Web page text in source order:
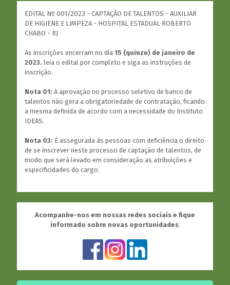
EDITAL Nº 001/2023 - CAPTAÇÃO DE TALENTOS - AUXILIAR
DE HIGIENE E LIMPEZA - HOSPITAL ESTADUAL ROBERTO
CHABO - RJ
As inscrições encerram no dia 15 (quinze) de janeiro de
2023. leia o edital por completo e siga as instruções de
inscrição.
Nota 01: A aprovação no processo seletivo de banco de
talentos não gera a obrigatoriedade de contratação, ficando
a mesma definida de acordo com a necessidade do Instituto
IDEAS.
Nota 03: É assegurada às pessoas com deficiência o direito
de se inscrever neste processo de captação de talentos, de
modo que será levado em consideração as atribuições e
especificidades do cargo.
Acompanhe-nos em nossas redes sociais e fique
informado sobre novas oportunidades.